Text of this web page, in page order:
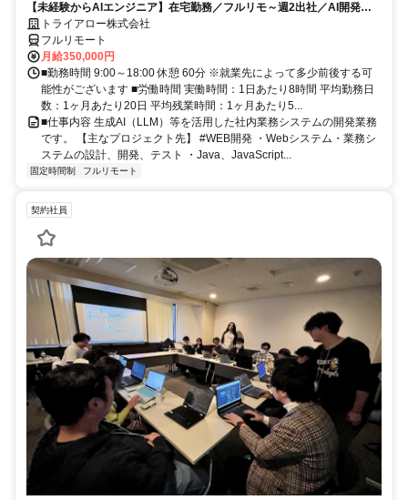
【未経験からAIエンジニア】在宅勤務／フルリモ～週2出社／AI開発を
仕事にする
トライアロー株式会社
フルリモート
月給350,000円
■勤務時間 9:00～18:00 休憩 60分 ※就業先によって多少前後する可
能性がございます ■労働時間 実働時間：1日あたり8時間 平均勤務日
数：1ヶ月あたり20日 平均残業時間：1ヶ月あたり5...
■仕事内容 生成AI（LLM）等を活用した社内業務システムの開発業務
です。 【主なプロジェクト先】 #WEB開発 ・Webシステム・業務シ
ステムの設計、開発、テスト ・Java、JavaScript...
固定時間制 フルリモート
契約社員